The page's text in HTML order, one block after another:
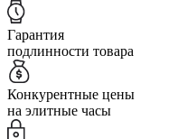
Гарантия
подлинности товара
Конкурентные цены
на элитные часы